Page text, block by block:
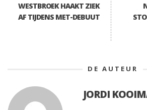
WESTBROEK HAAKT ZIEK
AF TIJDENS MET-DEBUUT
DE AUTEUR
JORDI